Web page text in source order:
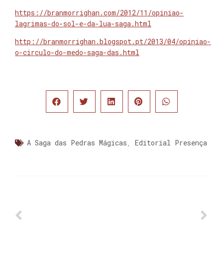
https://branmorrighan.com/2012/11/opiniao-
lagrimas-do-sol-e-da-lua-saga.html
http://branmorrighan.blogspot.pt/2013/04/opiniao-
o-circulo-do-medo-saga-das.html
A Saga das Pedras Mágicas , Editorial Presença